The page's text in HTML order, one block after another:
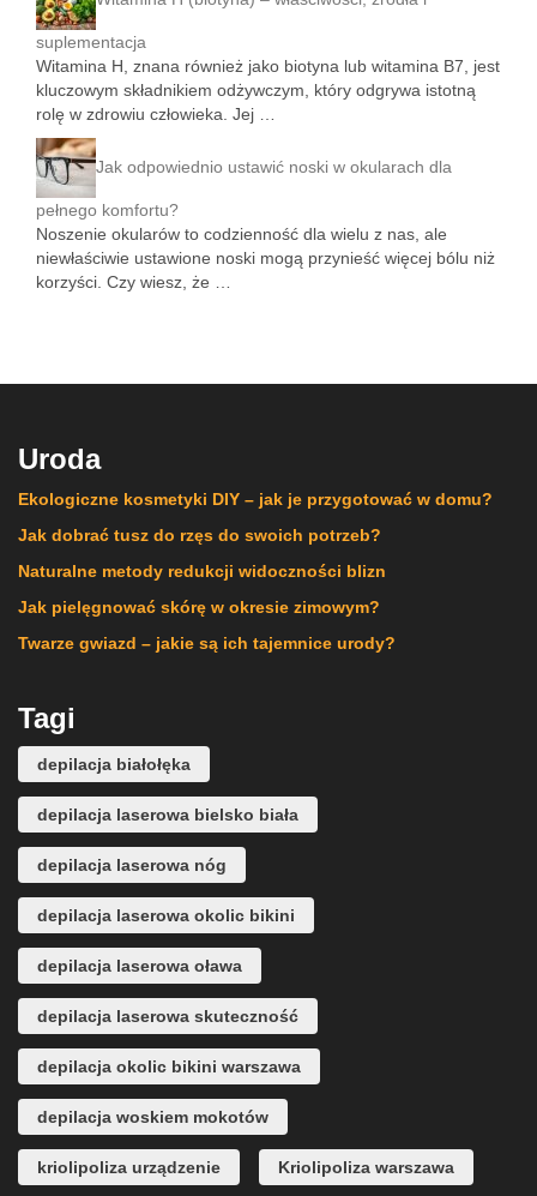
suplementacja
Witamina H, znana również jako biotyna lub witamina B7, jest
kluczowym składnikiem odżywczym, który odgrywa istotną
rolę w zdrowiu człowieka. Jej …
Jak odpowiednio ustawić noski w okularach dla
pełnego komfortu?
Noszenie okularów to codzienność dla wielu z nas, ale
niewłaściwie ustawione noski mogą przynieść więcej bólu niż
korzyści. Czy wiesz, że …
Uroda
Ekologiczne kosmetyki DIY – jak je przygotować w domu?
Jak dobrać tusz do rzęs do swoich potrzeb?
Naturalne metody redukcji widoczności blizn
Jak pielęgnować skórę w okresie zimowym?
Twarze gwiazd – jakie są ich tajemnice urody?
Tagi
depilacja białołęka
depilacja laserowa bielsko biała
depilacja laserowa nóg
depilacja laserowa okolic bikini
depilacja laserowa oława
depilacja laserowa skuteczność
depilacja okolic bikini warszawa
depilacja woskiem mokotów
kriolipoliza urządzenie Kriolipoliza warszawa